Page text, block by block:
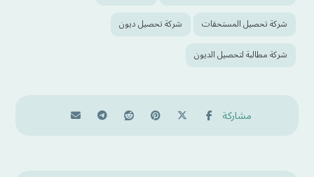
شركة تحصيل المستحقات
شركة تحصيل ديون
شركة مطالبة لتحصيل الديون